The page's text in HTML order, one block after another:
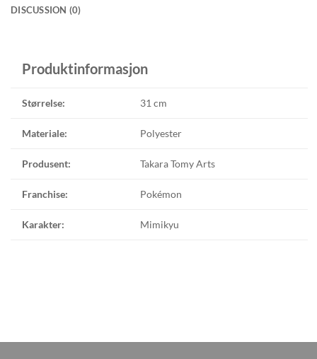
DISCUSSION (0)
Produktinformasjon
Størrelse: 31 cm
Materiale: Polyester
Produsent: Takara Tomy Arts
Franchise: Pokémon
Karakter: Mimikyu